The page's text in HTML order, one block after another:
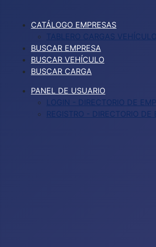
CATÁLOGO EMPRESAS
TABLERO CARGAS
BUSCAR EMPRESA
BUSCAR VEHÍCULO
BUSCAR CARGA
PANEL DE USUARIO
LOGIN - DIRECTORIO DE
REGISTRO - DIRECTORIO DE